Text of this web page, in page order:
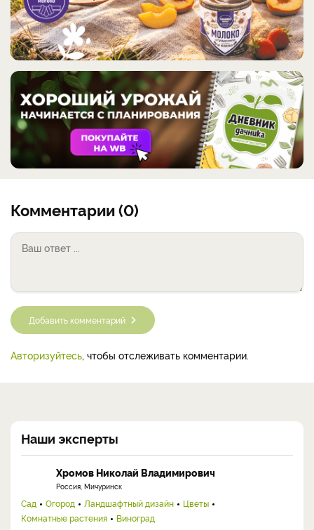
Комментарии (0)
Добавить комментарий
Авторизуйтесь, чтобы отслеживать комментарии.
Наши эксперты
Хромов Николай Владимирович
Россия, Мичуринск
Сад Огород Ландшафтный дизайн
Цветы
Комнатные растения
Виноград